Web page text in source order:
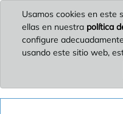
Usamos cookies en este
ellas en nuestra política
configure
usando este sitio web,